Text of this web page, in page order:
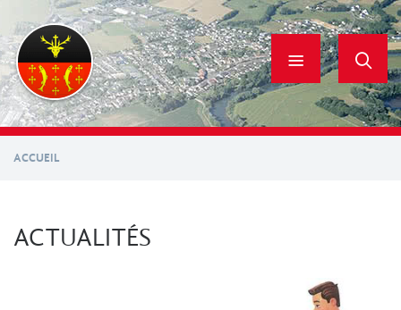
contenu
principal
ACCUEIL
ACTUALITÉS